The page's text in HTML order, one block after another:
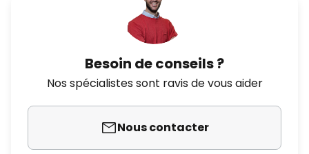
Besoin de conseils ?
Nos spécialistes sont ravis de vous aider
Nous contacter